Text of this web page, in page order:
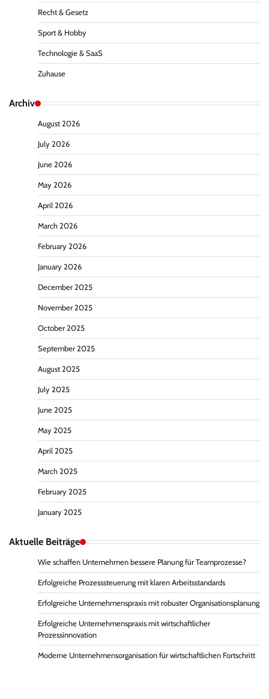
Recht & Gesetz
Sport & Hobby
Technologie & SaaS
Zuhause
Archiv
August 2026
July 2026
June 2026
May 2026
April 2026
March 2026
February 2026
January 2026
December 2025
November 2025
October 2025
September 2025
August 2025
July 2025
June 2025
May 2025
April 2025
March 2025
February 2025
January 2025
Aktuelle Beiträge
Wie schaffen Unternehmen bessere Planung für Teamprozesse?
Erfolgreiche Prozesssteuerung mit klaren Arbeitsstandards
Erfolgreiche Unternehmenspraxis mit robuster Organisationsplanung
Erfolgreiche Unternehmenspraxis mit wirtschaftlicher
Prozessinnovation
Moderne Unternehmensorganisation für wirtschaftlichen Fortschritt